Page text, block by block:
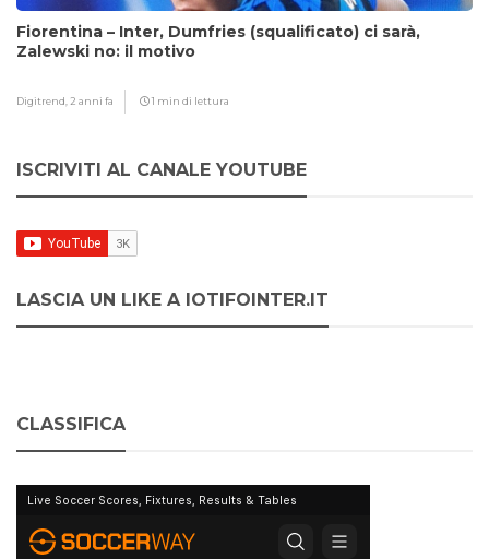
Fiorentina – Inter, Dumfries (squalificato) ci sarà,
Zalewski no: il motivo
Digitrend, 2 anni fa 1 min di lettura
ISCRIVITI AL CANALE YOUTUBE
LASCIA UN LIKE A IOTIFOINTER.IT
CLASSIFICA